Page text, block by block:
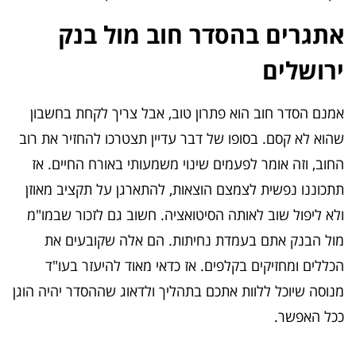
אתגרים בהסדר חוב מול בנק
ירושלים
אמנם הסדר חוב הוא פתרון טוב, אבל צריך לקחת בחשבון
שהוא לא קסם. בסופו של דבר עדיין תצטרכו להחזיר את רוב
החוב, וזה אומר לפעמים שינוי משמעותי באורח החיים. אז
תתכוננו נפשית לצמצם הוצאות, להתארגן על תקציב מאוזן
ולא ליפול שוב לאותה הסיטואציה. חשוב גם לזכור שבמו"מ
מול הבנק אתם בעמדת נחיתות. הם אלה שקובעים את
הכללים ומחזיקים בקלפים. אז כדאי מאוד להיעזר בעו"ד
מנוסה שיוכל ללוות אתכם בתהליך ולדאוג שההסדר יהיה הוגן
ככל האפשר.